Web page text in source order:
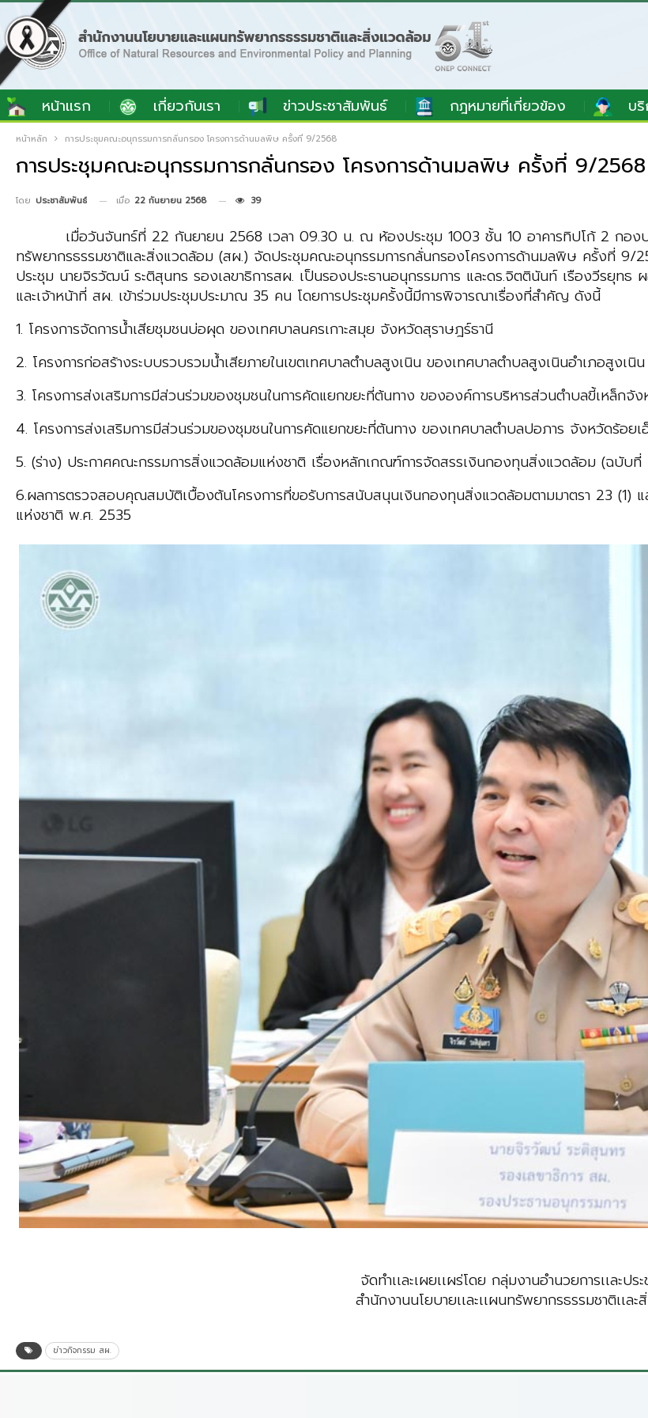
หน้าแรก เกี่ยวกับเรา ข่าวประชาสัมพันธ์ กฎหมายที่เกี่ยวข้อง บ
หน้าหลัก การประชุมคณะอนุกรรมการกลั่นกรอง โครงการด้านมลพิษ ครั้งที่ 9/2568
การประชุมคณะอนุกรรมการกลั่นกรอง โครงการด้านมลพิษ ครั้งที่ 9/2568
โดย ประชาสัมพันธ์ เมื่อ 22 กันยายน 2568 39
เมื่อวันจันทร์ที่ 22 กันยายน 2568 เวลา 09.30 น. ณ ห้องประชุม 1003 ชั้น 10 อาคารทิปโก้ 2 กองบ
ทรัพยากรธรรมชาติและสิ่งแวดล้อม (สผ.) จัดประชุมคณะอนุกรรมการกลั่นกรองโครงการด้านมลพิษ ครั้งที่ 9/
ประชุม นายจิรวัฒน์ ระติสุนทร รองเลขาธิการสผ. เป็นรองประธานอนุกรรมการ และดร.จิตตินันท์ เรืองวีรยุทธ
และเจ้าหน้าที่ สผ. เข้าร่วมประชุมประมาณ 35 คน โดยการประชุมครั้งนี้มีการพิจารณาเรื่องที่สำคัญ ดังนี้
1. โครงการจัดการน้ำเสียชุมชนบ่อผุด ของเทศบาลนครเกาะสมุย จังหวัดสุราษฎร์ธานี
2. โครงการก่อสร้างระบบรวบรวมน้ำเสียภายในเขตเทศบาลตำบลสูงเนิน ของเทศบาลตำบลสูงเนินอำเภอสูงเนิ
3. โครงการส่งเสริมการมีส่วนร่วมของชุมชนในการคัดแยกขยะที่ต้นทาง ขององค์การบริหารส่วนตำบลขี้เหล็กจัง
4. โครงการส่งเสริมการมีส่วนร่วมของชุมชนในการคัดแยกขยะที่ต้นทาง ของเทศบาลตำบลปอภาร จังหวัดร้อยเ
5. (ร่าง) ประกาศคณะกรรมการสิ่งแวดล้อมแห่งชาติ เรื่องหลักเกณฑ์การจัดสรรเงินกองทุนสิ่งแวดล้อม (ฉบับ
6.ผลการตรวจสอบคุณสมบัติเบื้องต้นโครงการที่ขอรับการสนับสนุนเงินกองทุนสิ่งแวดล้อมตามมาตรา 23 (1)
แห่งชาติ พ.ศ. 2535
จัดทำเเละเผยเเผร่โดย กลุ่มงานอำนวยการเเละป
สำนักงานนโยบายเเละเเผนทรัพยากรธรรมชาติเเละ
ข่าวกิจกรรม สผ.